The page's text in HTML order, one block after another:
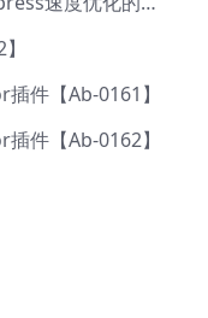
件【Ab-0161】
件【Ab-0162】